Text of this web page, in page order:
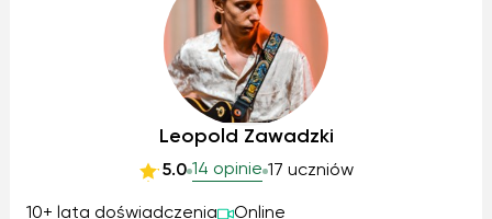
Leopold Zawadzki
5.0 14 opinie 17 uczniów
10+ lata doświadczenia Online